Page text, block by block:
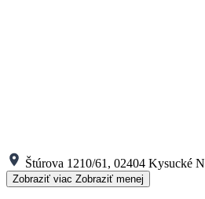
Štúrova 1210/61, 02404 Kysucké
Zobraziť viac Zobraziť menej